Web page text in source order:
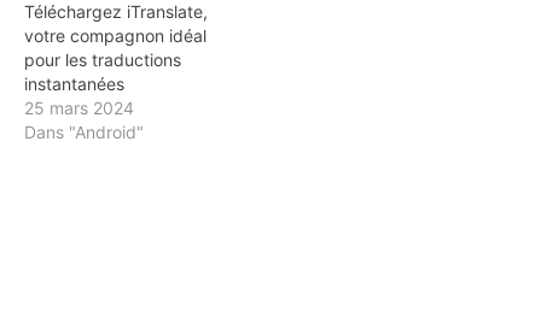
Téléchargez iTranslate,
votre compagnon idéal
pour les traductions
instantanées
25 mars 2024
Dans "Android"